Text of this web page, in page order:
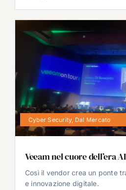
Cyber Security, Dal Mercato
Veeam nel cuore dell’era AI
Così il vendor crea un ponte
e innovazione digitale.